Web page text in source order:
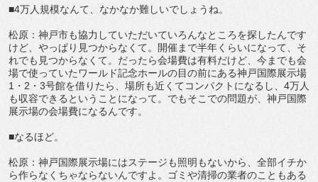
■4万人規模なんて、なかなか難しいでしょうね。
松原：神戸市も協力していただいていろんなところを探したんです
けど、やっぱり見つからなくて。開催まで半年くらいになって、そ
れでも見つからなくて。だったら会場費は有料だけど、今までも会
場で使っていたワールド記念ホールの目の前にある神戸国際展示場
1・2・3号館を借りたら、場所も近くてコンパクトになるし、4万人
も収容できるということになって。でもそこでの問題が、神戸国際
展示場の会場費になるんです。
■なるほど。
松原：神戸国際展示場にはステージも照明もないから、全部イチか
ら作らなくちゃならないんですよ。ゴミや清掃の業者のこともある